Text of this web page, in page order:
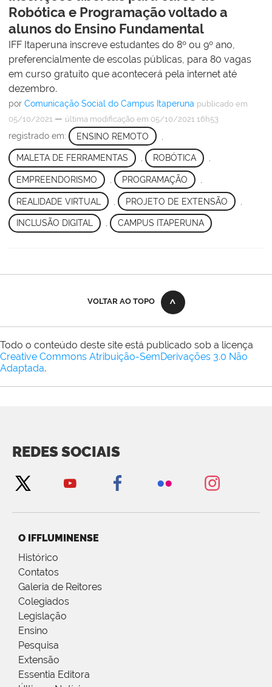
Robótica e Programação voltado a
alunos do Ensino Fundamental
IFF Itaperuna inscreve estudantes do 8º ou 9º ano,
preferencialmente de escolas públicas, para 80 vagas
em curso gratuito que acontecerá pela internet até
dezembro.
por Comunicação Social do Campus Itaperuna publicado em
05/10/2021 — última modificação em 05/10/2021 16h53
registrado em: ENSINO REMOTO
MALETA DE FERRAMENTAS , ROBÓTICA ,
EMPREENDORISMO PROGRAMAÇÃO
REALIDADE VIRTUAL PROJETO DE EXTENSÃO
INCLUSÃO DIGITAL , CAMPUS ITAPERUNA
VOLTAR AO TOPO
Todo o conteúdo deste site está publicado sob a licença
Creative Commons Atribuição-SemDerivações 3.0 Não
Adaptada.
REDES SOCIAIS
O IFFLUMINENSE
Histórico
Contatos
Galeria de Reitores
Colegiados
Legislação
Ensino
Pesquisa
Extensão
Essentia Editora